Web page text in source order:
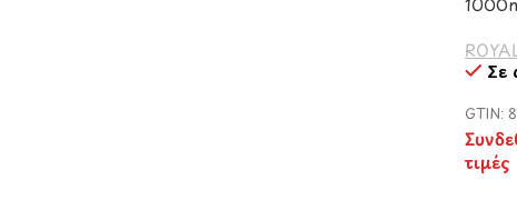
Σε
GTIN:
τιμές